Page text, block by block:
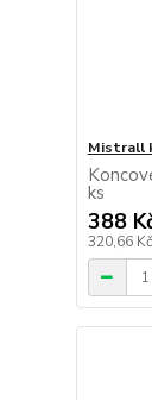
Mistrall
ks
388
320,66 Kč